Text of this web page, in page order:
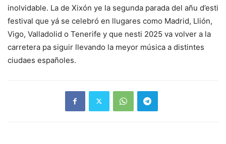
inolvidable. La de Xixón ye la segunda parada del añu d’esti
festival que yá se celebró en llugares como Madrid, Llión,
Vigo, Valladolid o Tenerife y que nesti 2025 va volver a la
carretera pa siguir llevando la meyor música a distintes
ciudaes españoles.